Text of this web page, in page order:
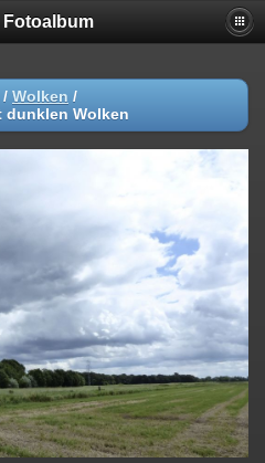
Fotoalbum
/ Wolken /
dunklen Wolken